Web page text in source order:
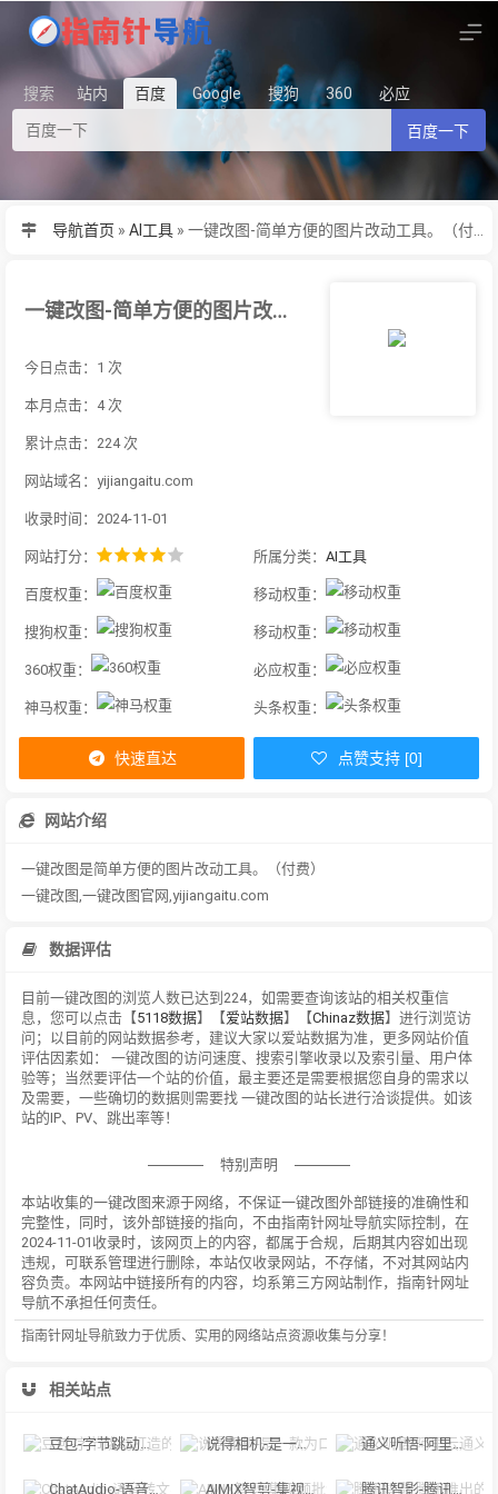
搜索 站内 百度 Google 搜狗 360 必应
百度一下
导航首页 » AI工具 »
一键改图-简单方便的图片改动工具。（付费）
今日点击：1 次
本月点击：4 次
累计点击：224 次
网站域名：yijiangaitu.com
收录时间：2024-11-01
网站打分： 所属分类： AI工具
百度权重： 移动权重：
搜狗权重： 移动权重：
360权重： 必应权重：
神马权重： 头条权重：
快速直达 点赞支持 [0]
网站介绍
一键改图是简单方便的图片改动工具。（付费）
一键改图,一键改图官网,yijiangaitu.com
数据评估
目前一键改图的浏览人数已达到224，如需要查询该站的相关权重信
息，您可以点击【5118数据】【爱站数据】【Chinaz数据】进行浏览访
问；以目前的网站数据参考，建议大家以爱站数据为准，更多网站价值
评估因素如： 一键改图的访问速度、搜索引擎收录以及索引量、用户体
验等；当然要评估一个站的价值，最主要还是需要根据您自身的需求以
及需要，一些确切的数据则需要找 一键改图的站长进行洽谈提供。如该
站的IP、PV、跳出率等！
特别声明
本站收集的一键改图来源于网络，不保证一键改图外部链接的准确性和
完整性，同时，该外部链接的指向，不由指南针网址导航实际控制，在
2024-11-01收录时，该网页上的内容，都属于合规，后期其内容如出现
违规，可联系管理进行删除，本站仅收录网站，不存储，不对其网站内
容负责。本网站中链接所有的内容，均系第三方网站制作，指南针网址
导航不承担任何责任。
指南针网址导航致力于优质、实用的网络站点资源收集与分享！
相关站点
豆包-字节跳动打造的多功能AI对话工具 说得相机-是一款为口播视频创作者量身定制的智能拍摄工具 通义听悟-阿里云通义听悟是聚焦音视频内容的工作学习AI助手
ChatAudio-语音转文字 + 总结 + 对话 AIMIX智剪-集视频批量混剪、文案、字幕生成、语音合成等短视频运营功能于一 腾讯智影-腾讯推出的在线智能视频创作平台